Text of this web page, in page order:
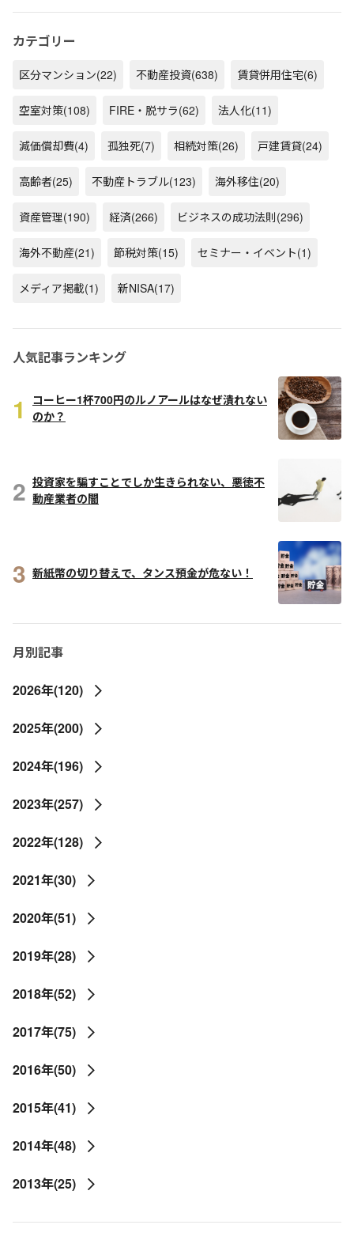
カテゴリー
区分マンション(22) 不動産投資(638) 賃貸併用住宅(6)
空室対策(108) FIRE・脱サラ(62) 法人化(11)
減価償却費(4) 孤独死(7) 相続対策(26) 戸建賃貸(24)
高齢者(25) 不動産トラブル(123) 海外移住(20)
資産管理(190) 経済(266) ビジネスの成功法則(296)
海外不動産(21) 節税対策(15) セミナー・イベント(1)
メディア掲載(1) 新NISA(17)
人気記事ランキング
1
コーヒー1杯700円のルノアールはなぜ潰れない
のか？
2 投資家を騙すことでしか生きられない、悪徳不
動産業者の闇
3 新紙幣の切り替えで、タンス預金が危ない！
月別記事
2026年(120)
2025年(200)
2024年(196)
2023年(257)
2022年(128)
2021年(30)
2020年(51)
2019年(28)
2018年(52)
2017年(75)
2016年(50)
2015年(41)
2014年(48)
2013年(25)